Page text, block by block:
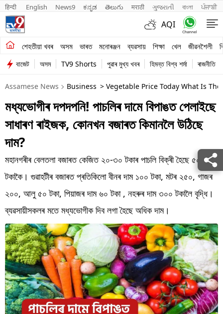
हिन्दी English News9 ಕನ್ನಡ తెలుగు मराठी ગુજરાતી বাংলা ਪੰਜਾਬੀ
AQI
শেহতীয়া খবৰ অসম ভাৰত মনোৰঞ্জন ব্যৱসায় শিক্ষা খেল জীৱনশৈলী
শেহতীয়া খবৰ
অসম
ভাৰত
মনোৰঞ্জন
ব্যৱসায়
শিক্ষা
খেল
জীৱনশৈলী
বিশ্ব
প্ৰযুক্তি
Videos
বাজেট অসম TV9 Shorts পুৱাৰ মুখ্য খবৰ হিমন্ত বিশ্ব শৰ্মা ৰাজনীতি
Assamese News Business > Vegetable Price Today What Is
মধ্যভোগীৰ দপদপনি! পাচলিৰ দামে বিপাঙত পেলাইছে
সাধাৰণ ৰাইজক, কোনখন বজাৰত কিমানলৈ উঠিছে
দাম?
মহানগৰীৰ বেলতলা বজাৰত কেজিত ২০-৩০ টকাৰ পাচলি বিক্ৰী হৈছে ৫০
টকাকৈ। গুৱাহটীৰ বজাৰত প্ৰতিকিলো বীনৰ দাম ১০০ টকা, মটৰ ২৫০, গাজৰ
২০০, আলু ৫০ টকা, পিয়াজৰ দাম ৬০ টকা , নহৰুৰ দাম ৩০০ টকালৈ বৃদ্ধি।
ব্যৱসায়ীসকলৰ মতে মধ্যভোগীক দিব লগা হৈছে অধিক দাম।